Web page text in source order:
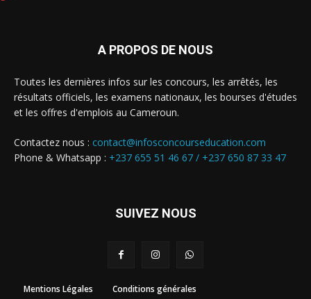
A PROPOS DE NOUS
Toutes les dernières infos sur les concours, les arrêtés, les
résultats officiels, les examens nationaux, les bourses d'études
et les offres d'emplois au Cameroun.
Contactez nous : contact@infosconcourseducation.com
Phone & Whatsapp : +237 655 51 46 67 / +237 650 87 33 47
SUIVEZ NOUS
Mentions Légales Conditions générales